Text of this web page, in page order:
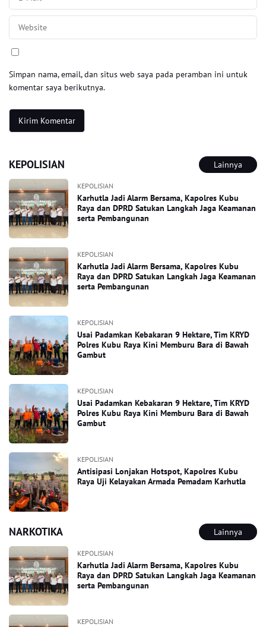
Simpan nama, email, dan situs web saya pada peramban ini untuk
komentar saya berikutnya.
KEPOLISIAN Lainnya
KEPOLISIAN
Karhutla Jadi Alarm Bersama, Kapolres Kubu
Raya dan DPRD Satukan Langkah Jaga Keamanan
serta Pembangunan
KEPOLISIAN
Karhutla Jadi Alarm Bersama, Kapolres Kubu
Raya dan DPRD Satukan Langkah Jaga Keamanan
serta Pembangunan
KEPOLISIAN
Usai Padamkan Kebakaran 9 Hektare, Tim KRYD
Polres Kubu Raya Kini Memburu Bara di Bawah
Gambut
KEPOLISIAN
Usai Padamkan Kebakaran 9 Hektare, Tim KRYD
Polres Kubu Raya Kini Memburu Bara di Bawah
Gambut
KEPOLISIAN
Antisipasi Lonjakan Hotspot, Kapolres Kubu
Raya Uji Kelayakan Armada Pemadam Karhutla
NARKOTIKA Lainnya
KEPOLISIAN
Karhutla Jadi Alarm Bersama, Kapolres Kubu
Raya dan DPRD Satukan Langkah Jaga Keamanan
serta Pembangunan
KEPOLISIAN